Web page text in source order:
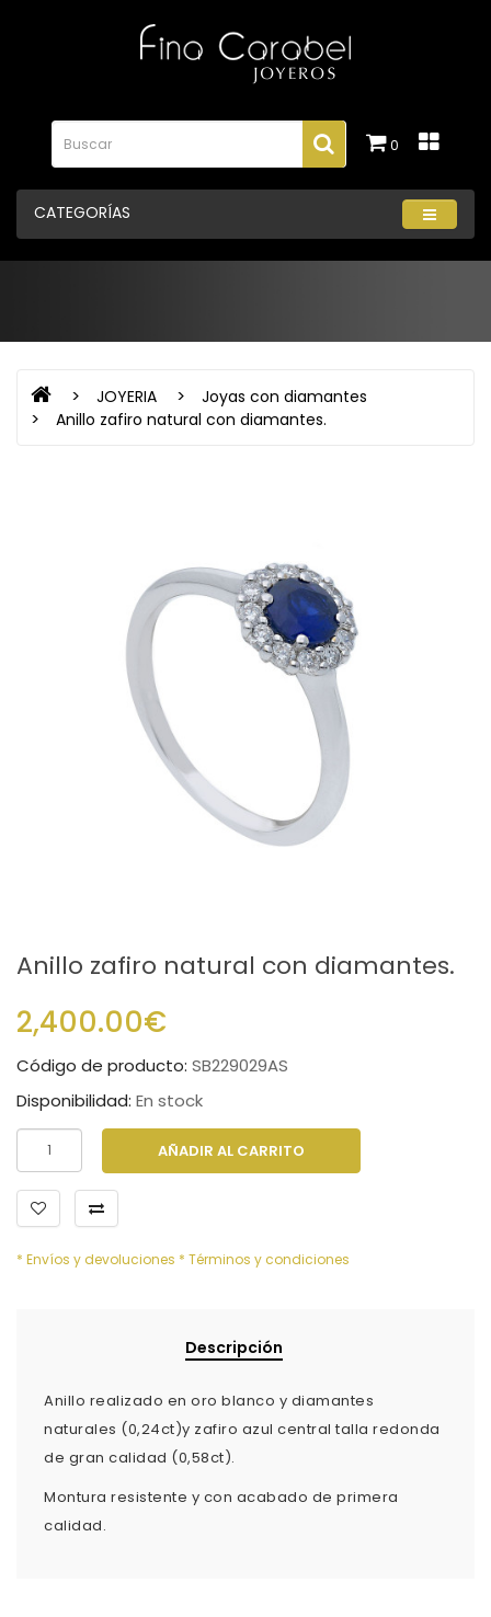
0
CATEGORÍAS
JOYERIA
Joyas con diamantes
Anillo zafiro natural con diamantes.
Anillo zafiro natural con diamantes.
2,400.00€
Código de producto: SB229029AS
Disponibilidad: En stock
AÑADIR AL CARRITO
* Envíos y devoluciones * Términos y condiciones
Descripción
Anillo realizado en oro blanco y diamantes
naturales (0,24ct)y zafiro azul central talla redonda
de gran calidad (0,58ct).
Montura resistente y con acabado de primera
calidad.